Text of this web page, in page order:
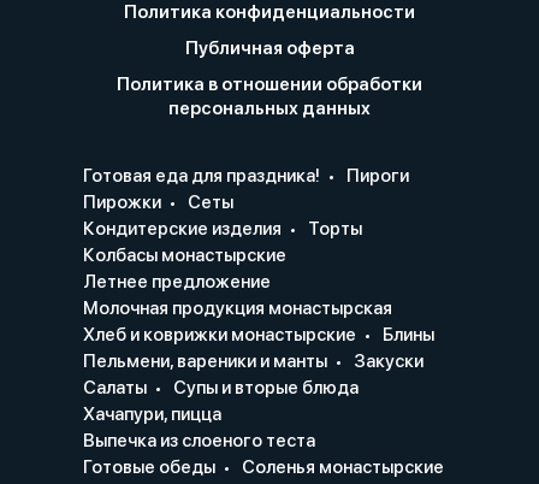
Политика конфиденциальности
Публичная оферта
Политика в отношении обработки
персональных данных
Готовая еда для праздника!
Пироги
Пирожки
Сеты
Кондитерские изделия
Торты
Колбасы монастырские
Летнее предложение
Молочная продукция монастырская
Хлеб и коврижки монастырские
Блины
Пельмени, вареники и манты
Закуски
Салаты
Супы и вторые блюда
Хачапури, пицца
Выпечка из слоеного теста
Готовые обеды
Соленья монастырские